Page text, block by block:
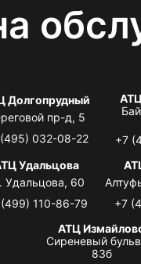
Долгопрудный
пр-д, 5
032-08-22
+7
Удальцова
Удальцова, 60
110-86-79
+7
АТЦ
Сиреневый
83б